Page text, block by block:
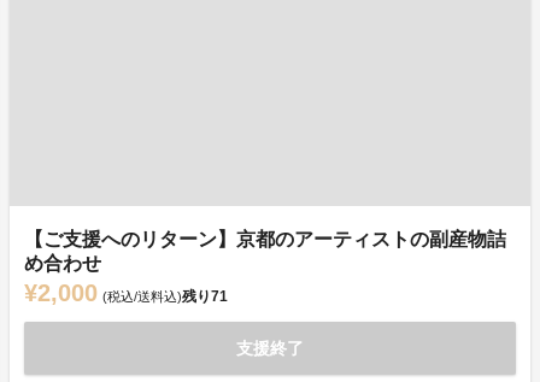
【ご支援へのリターン】京都のアーティストの副産物詰
め合わせ
¥2,000 (税込/送料込)残り71
支援終了